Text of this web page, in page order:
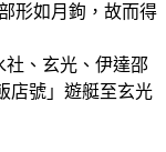
形如月鉤，故而得
、玄光、伊達邵
店號」遊艇至玄光